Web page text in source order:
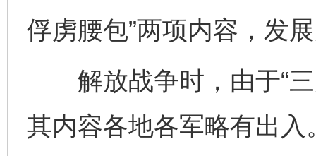
俘虏腰包”两项内容，发
解放战争时，由于“三
其内容各地各军略有出